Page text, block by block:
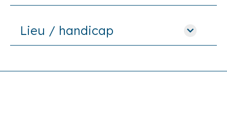
Lieu / handicap